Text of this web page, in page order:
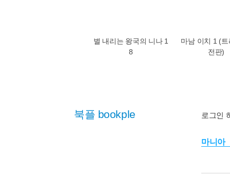
별 내리는 왕국의 니나 1
8
마남 이치 1 (
전판)
북플 bookple 로그인
마니아